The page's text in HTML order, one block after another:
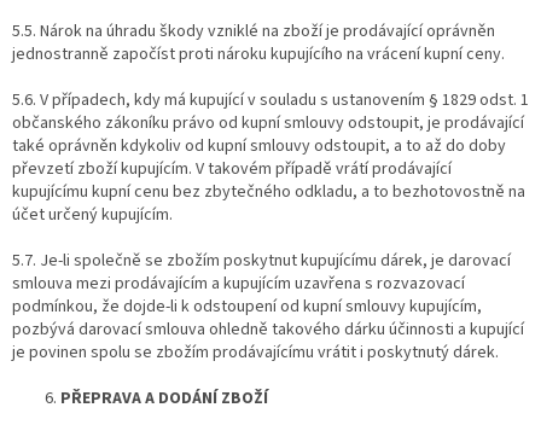
5.5. Nárok na úhradu škody vzniklé na zboží je prodávající oprávněn
jednostranně započíst proti nároku kupujícího na vrácení kupní ceny.
5.6. V případech, kdy má kupující v souladu s ustanovením § 1829 odst. 1
občanského zákoníku právo od kupní smlouvy odstoupit, je prodávající
také oprávněn kdykoliv od kupní smlouvy odstoupit, a to až do doby
převzetí zboží kupujícím. V takovém případě vrátí prodávající
kupujícímu kupní cenu bez zbytečného odkladu, a to bezhotovostně na
účet určený kupujícím.
5.7. Je-li společně se zbožím poskytnut kupujícímu dárek, je darovací
smlouva mezi prodávajícím a kupujícím uzavřena s rozvazovací
podmínkou, že dojde-li k odstoupení od kupní smlouvy kupujícím,
pozbývá darovací smlouva ohledně takového dárku účinnosti a kupující
je povinen spolu se zbožím prodávajícímu vrátit i poskytnutý dárek.
PŘEPRAVA A DODÁNÍ ZBOŽÍ